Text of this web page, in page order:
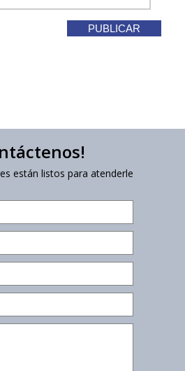
están listos para atenderle